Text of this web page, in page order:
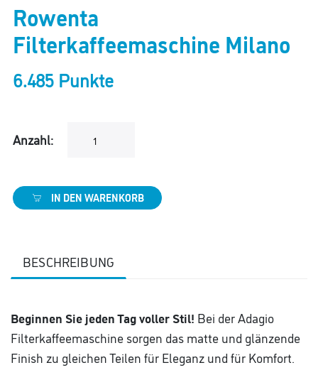
Rowenta
Filterkaffeemaschine Milano
6.485 Punkte
Anzahl:
IN DEN WARENKORB
BESCHREIBUNG
Beginnen Sie jeden Tag voller Stil! Bei der Adagio
Filterkaffeemaschine sorgen das matte und glänzende
Finish zu gleichen Teilen für Eleganz und für Komfort.